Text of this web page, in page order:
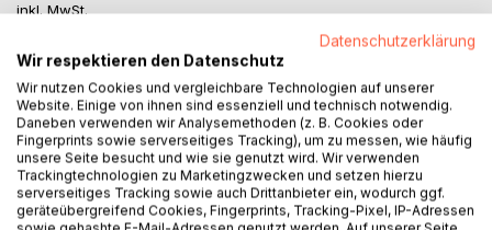
inkl. MwSt.
IN DEN WARENKORB
Auf die Merkliste
Titel bewerten
Datenschutzerklärung
Wir respektieren den Datenschutz
Wir nutzen Cookies und vergleichbare Technologien auf unserer
Website. Einige von ihnen sind essenziell und technisch notwendig.
Daneben verwenden wir Analysemethoden (z. B. Cookies oder
Fingerprints sowie serverseitiges Tracking), um zu messen, wie häufig
unsere Seite besucht und wie sie genutzt wird. Wir verwenden
Trackingtechnologien zu Marketingzwecken und setzen hierzu
serverseitiges Tracking sowie auch Drittanbieter ein, wodurch ggf.
geräteübergreifend Cookies, Fingerprints, Tracking-Pixel, IP-Adressen